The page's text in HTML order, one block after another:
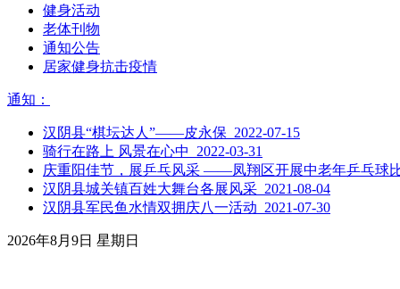
健身活动
老体刊物
通知公告
居家健身抗击疫情
通知：
汉阴县“棋坛达人”——皮永保 2022-07-15
骑行在路上 风景在心中 2022-03-31
庆重阳佳节，展乒乓风采 ——凤翔区开展中老年乒乓球
汉阴县城关镇百姓大舞台各展风采 2021-08-04
汉阴县军民鱼水情双拥庆八一活动 2021-07-30
2026年8月9日 星期日